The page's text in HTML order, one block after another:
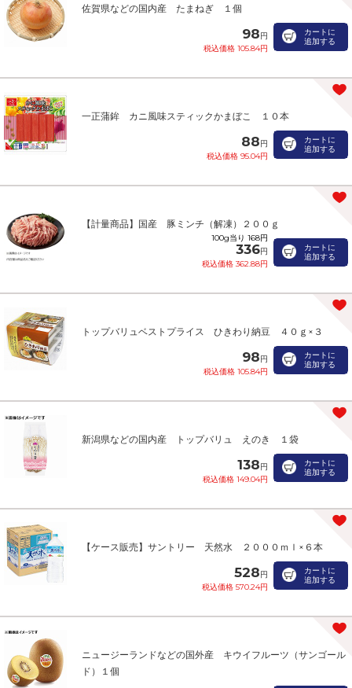
佐賀県などの国内産 たまねぎ １個
98円
税込価格 105.84円
カートに
追加する
一正蒲鉾 カニ風味スティックかまぼこ １０本
88円
税込価格 95.04円
カートに
追加する
【計量商品】国産 豚ミンチ（解凍）２００ｇ
100g当り 168円
336円
税込価格 362.88円
カートに
追加する
トップバリュベストプライス ひきわり納豆 ４０ｇ×３
98円
税込価格 105.84円
カートに
追加する
新潟県などの国内産 トップバリュ えのき １袋
138円
税込価格 149.04円
カートに
追加する
【ケース販売】サントリー 天然水 ２０００ｍｌ×６本
528円
税込価格 570.24円
カートに
追加する
ニュージーランドなどの国外産 キウイフルーツ（サンゴール
ド）１個